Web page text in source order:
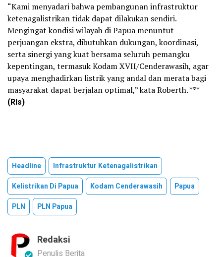
“Kami menyadari bahwa pembangunan infrastruktur
ketenagalistrikan tidak dapat dilakukan sendiri.
Mengingat kondisi wilayah di Papua menuntut
perjuangan ekstra, dibutuhkan dukungan, koordinasi,
serta sinergi yang kuat bersama seluruh pemangku
kepentingan, termasuk Kodam XVII/Cenderawasih, agar
upaya menghadirkan listrik yang andal dan merata bagi
masyarakat dapat berjalan optimal,” kata Roberth. ***
(Rls)
Headline
Infrastruktur Ketenagalistrikan
Kelistrikan Di Papua
Kodam Cenderawasih
Papua
PLN
PLN Papua
Redaksi
Penulis Berita